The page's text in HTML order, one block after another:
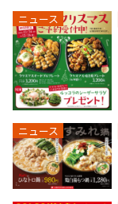
ニュース
ニュース